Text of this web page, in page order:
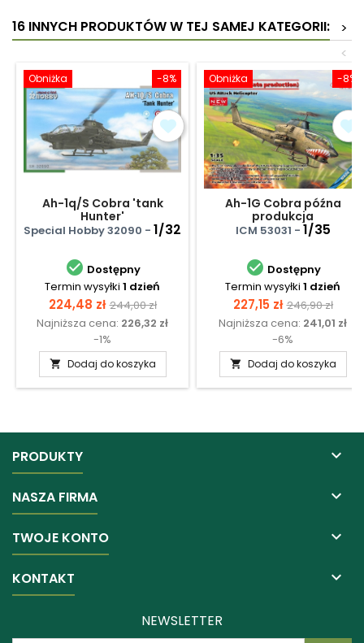
16 INNYCH PRODUKTÓW W TEJ SAMEJ KATEGORII:
>
<
-8%
Obniżka
Ah-1q/S Cobra 'tank
Hunter'
Special Hobby 32090 - 1/32
 Dostępny
Termin wysyłki 1 dzień
Cena
224,48 zł Cena
podstawowa
244,00 zł
Najniższa cena: 226,32 zł
-1%
 Dodaj do koszyka
-8%
Obniżka
Ah-1G Cobra późna
produkcja
ICM 53031 - 1/35
 Dostępny
Termin wysyłki 1 dzień
Cena
227,15 zł Cena
podstawowa
246,90 zł
Najniższa cena: 241,01 zł
-6%
 Dodaj do koszyka
PRODUKTY 
NASZA FIRMA 
TWOJE KONTO 
KONTAKT 
NEWSLETTER